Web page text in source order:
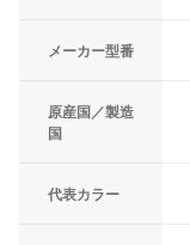
メーカー型番
原産国／製造
国
代表カラー